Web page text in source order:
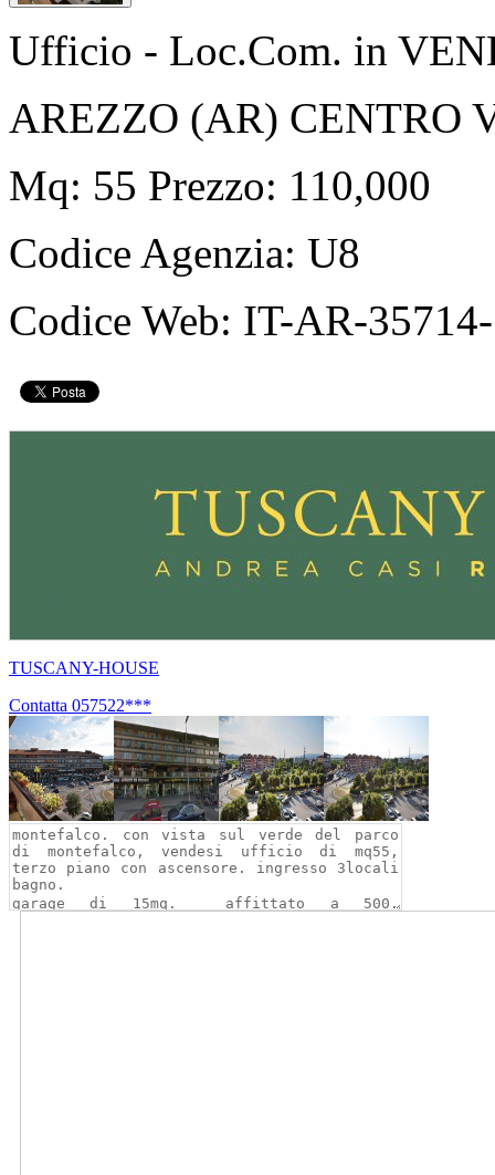
Ufficio - Loc.Com. in
AREZZO (AR) CENTRO
Mq: 55 Prezzo: 110,000
Codice Agenzia: U8
Codice Web: IT-AR-
TUSCANY-HOUSE
Contatta 057522***